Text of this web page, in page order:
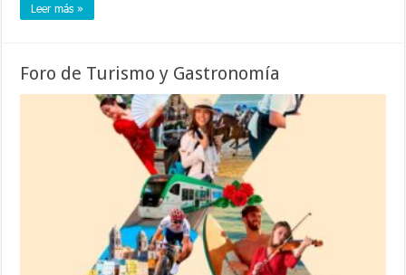
Leer más »
Foro de Turismo y Gastronomía